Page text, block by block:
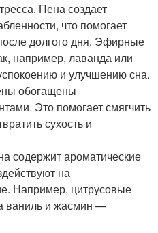
Пена создает
что помогает
долгого дня. Эфирные
например, лаванда или
и улучшению сна.
обогащены
Это помогает смягчить
сухость и
содержит ароматические
на
Например, цитрусовые
ваниль и жасмин —